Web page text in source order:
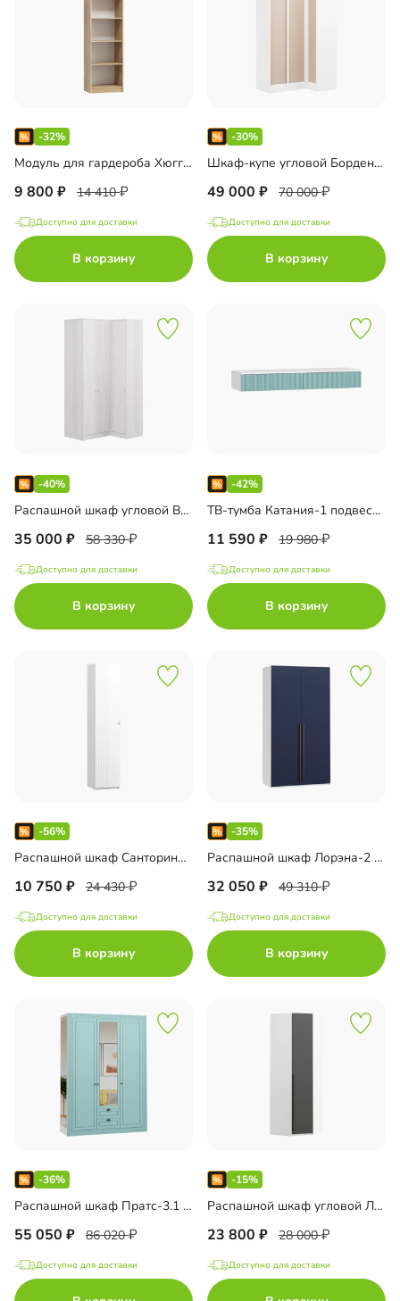
-32%
Модуль для гардероба Хюгге-2 33000452152
9 800 14 410
Доступно для доставки
В корзину
-30%
Шкаф-купе угловой Борден-5-6 1000 33000415986
49 000 70 000
Доступно для доставки
В корзину
-40%
Распашной шкаф угловой Виггинс-2.1 500 33000446007
35 000 58 330
Доступно для доставки
В корзину
-42%
ТВ-тумба Катания-1 подвесная 33000415404
11 590 19 980
Доступно для доставки
В корзину
-56%
Распашной шкаф Санторини-1 33000401248
10 750 24 430
Доступно для доставки
В корзину
-35%
Распашной шкаф Лорэна-2 Премиум 33000387481
32 050 49 310
Доступно для доставки
В корзину
-36%
Распашной шкаф Пратс-3.1 33000396568
55 050 86 020
Доступно для доставки
-15%
Распашной шкаф угловой Лорэна-800 Премиум 33000401393
23 800 28 000
Доступно для доставки